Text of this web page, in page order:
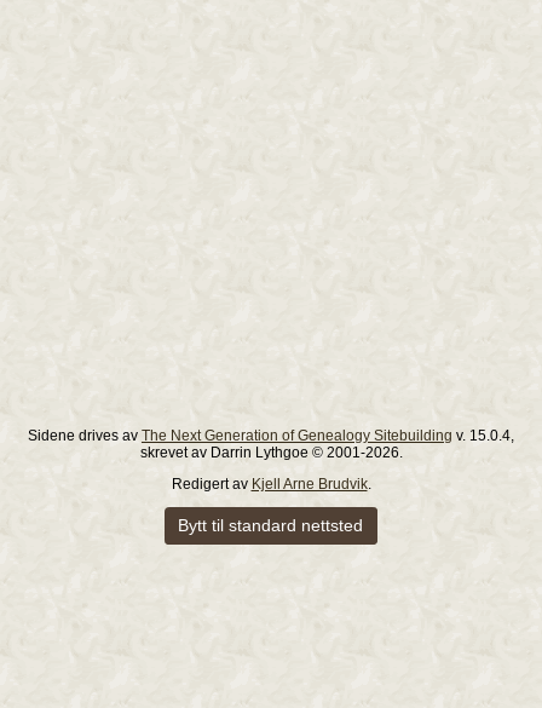
Sidene drives av The Next Generation of Genealogy Sitebuilding v. 15.0.4,
skrevet av Darrin Lythgoe © 2001-2026.
Redigert av Kjell Arne Brudvik.
Bytt til standard nettsted